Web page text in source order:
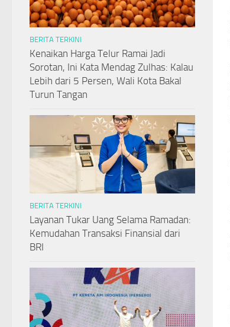
BERITA TERKINI
Kenaikan Harga Telur Ramai Jadi
Sorotan, Ini Kata Mendag Zulhas: Kalau
Lebih dari 5 Persen, Wali Kota Bakal
Turun Tangan
BERITA TERKINI
Layanan Tukar Uang Selama Ramadan:
Kemudahan Transaksi Finansial dari
BRI